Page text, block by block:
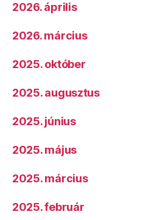
2026. április
2026. március
2025. október
2025. augusztus
2025. június
2025. május
2025. március
2025. február